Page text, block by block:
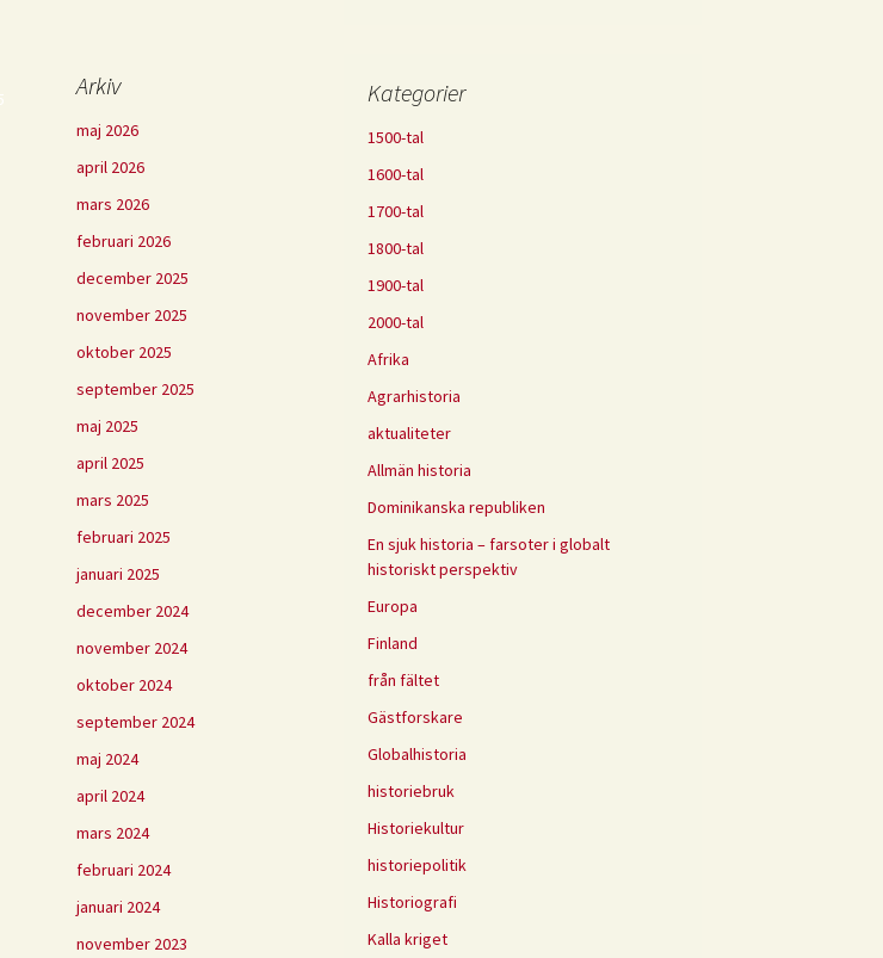
Kategorier
1500-tal
1600-tal
1700-tal
1800-tal
1900-tal
2000-tal
Afrika
Agrarhistoria
aktualiteter
Allmän historia
Dominikanska republiken
En sjuk historia – farsoter i globalt
historiskt perspektiv
Europa
Finland
från fältet
Gästforskare
Globalhistoria
historiebruk
Historiekultur
historiepolitik
Historiografi
Kalla kriget
Arkiv
maj 2026
april 2026
mars 2026
februari 2026
december 2025
november 2025
oktober 2025
september 2025
maj 2025
april 2025
mars 2025
februari 2025
januari 2025
december 2024
november 2024
oktober 2024
september 2024
maj 2024
april 2024
mars 2024
februari 2024
januari 2024
november 2023